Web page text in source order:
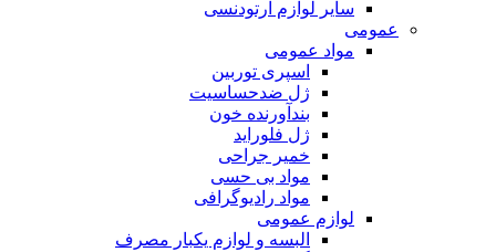
سایر لوازم ارتودنسی
عمومی
مواد عمومی
اسپری توربین
ژل ضدحساسیت
بندآورنده خون
ژل فلوراید
خمیر جراحی
مواد بی حسی
مواد رادیوگرافی
لوازم عمومی
البسه و لوازم یکبار مصرف